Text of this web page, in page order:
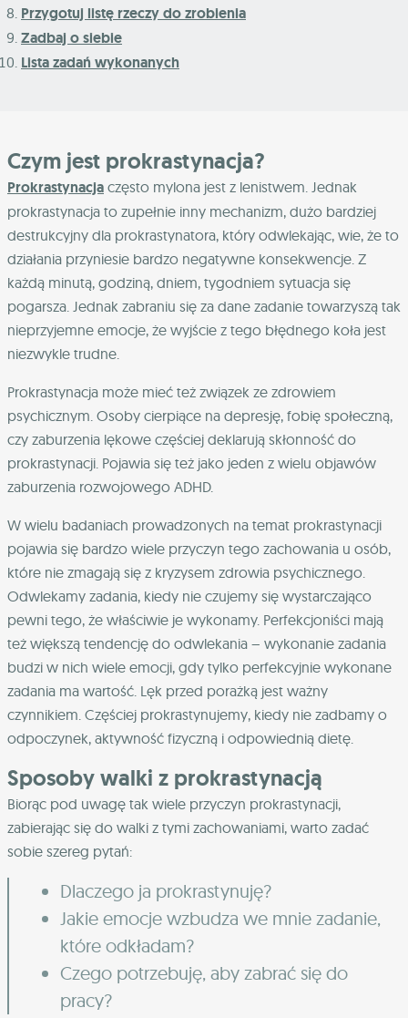
Przygotuj listę rzeczy do zrobienia
Zadbaj o siebie
Lista zadań wykonanych
Czym jest prokrastynacja?
Prokrastynacja często mylona jest z lenistwem. Jednak
prokrastynacja to zupełnie inny mechanizm, dużo bardziej
destrukcyjny dla prokrastynatora, który odwlekając, wie, że to
działania przyniesie bardzo negatywne konsekwencje. Z
każdą minutą, godziną, dniem, tygodniem sytuacja się
pogarsza. Jednak zabraniu się za dane zadanie towarzyszą tak
nieprzyjemne emocje, że wyjście z tego błędnego koła jest
niezwykle trudne.
Prokrastynacja może mieć też związek ze zdrowiem
psychicznym. Osoby cierpiące na depresję, fobię społeczną,
czy zaburzenia lękowe częściej deklarują skłonność do
prokrastynacji. Pojawia się też jako jeden z wielu objawów
zaburzenia rozwojowego ADHD.
W wielu badaniach prowadzonych na temat prokrastynacji
pojawia się bardzo wiele przyczyn tego zachowania u osób,
które nie zmagają się z kryzysem zdrowia psychicznego.
Odwlekamy zadania, kiedy nie czujemy się wystarczająco
pewni tego, że właściwie je wykonamy. Perfekcjoniści mają
też większą tendencję do odwlekania – wykonanie zadania
budzi w nich wiele emocji, gdy tylko perfekcyjnie wykonane
zadania ma wartość. Lęk przed porażką jest ważny
czynnikiem. Częściej prokrastynujemy, kiedy nie zadbamy o
odpoczynek, aktywność fizyczną i odpowiednią dietę.
Sposoby walki z prokrastynacją
Biorąc pod uwagę tak wiele przyczyn prokrastynacji,
zabierając się do walki z tymi zachowaniami, warto zadać
sobie szereg pytań:
Dlaczego ja prokrastynuję?
Jakie emocje wzbudza we mnie zadanie,
które odkładam?
Czego potrzebuję, aby zabrać się do
pracy?